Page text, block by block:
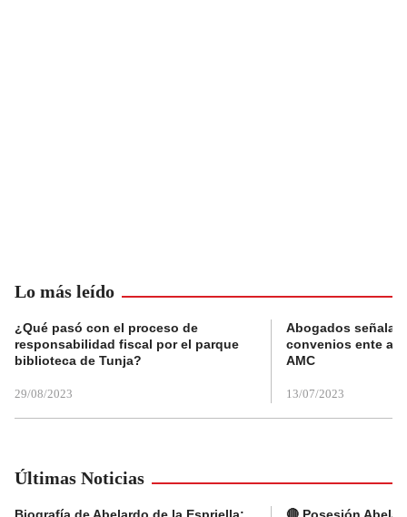
Lo más leído
¿Qué pasó con el proceso de
responsabilidad fiscal por el parque
biblioteca de Tunja?
29/08/2023
Abogados
convenios ente
AMC
13/07/2023
Últimas Noticias